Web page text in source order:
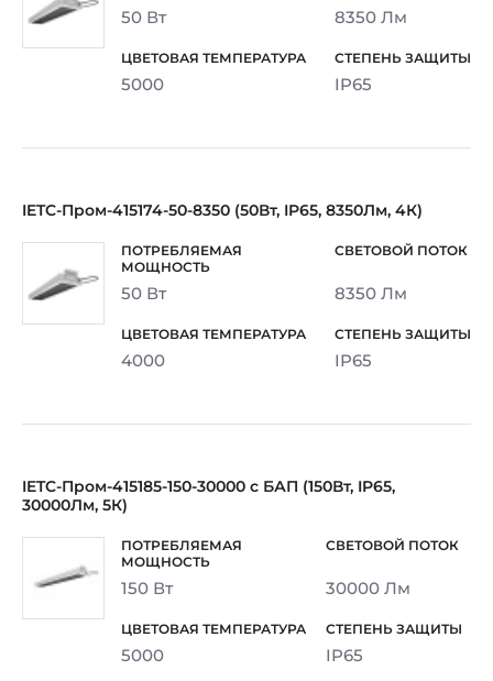
50 Вт 8350 Лм
5000 IP65
IETC-Пром-415174-50-8350 (50Вт, IP65, 8350Лм, 4К)
50 Вт 8350 Лм
4000 IP65
IETC-Пром-415185-150-30000 с БАП (150Вт, IP65,
30000Лм, 5К)
150 Вт 30000 Лм
5000 IP65